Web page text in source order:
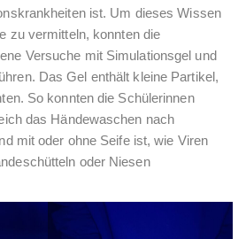
ist. Um dieses Wissen
zu vermitteln, konnten die
Versuche mit Simulationsgel und
Das Gel enthält kleine Partikel,
So konnten die Schülerinnen
das Händewaschen nach
mit oder ohne Seife ist, wie Viren
oder Niesen